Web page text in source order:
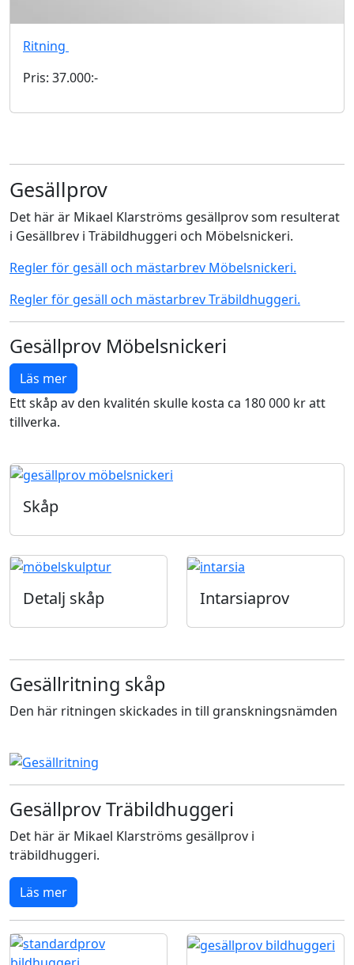
Ritning
Pris: 37.000:-
Gesällprov
Det här är Mikael Klarströms gesällprov som resulterat
i Gesällbrev i Träbildhuggeri och Möbelsnickeri.
Regler för gesäll och mästarbrev Möbelsnickeri.
Regler för gesäll och mästarbrev Träbildhuggeri.
Gesällprov Möbelsnickeri
Läs mer
Ett skåp av den kvalitén skulle kosta ca 180 000 kr att
tillverka.
Skåp
Detalj skåp Intarsiaprov
Gesällritning skåp
Den här ritningen skickades in till granskningsnämden
Gesällprov Träbildhuggeri
Det här är Mikael Klarströms gesällprov i
träbildhuggeri.
Läs mer